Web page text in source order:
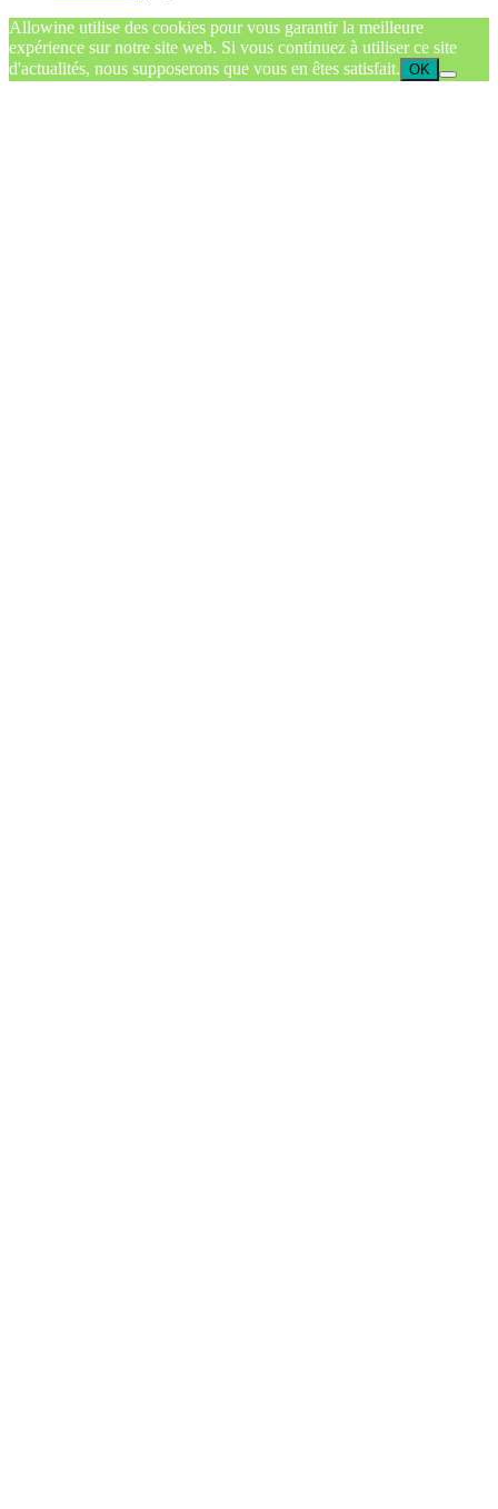
Allowine utilise des cookies pour vous garantir la meilleure
expérience sur notre site web. Si vous continuez à utiliser ce site
d'actualités, nous supposerons que vous en êtes satisfait. OK